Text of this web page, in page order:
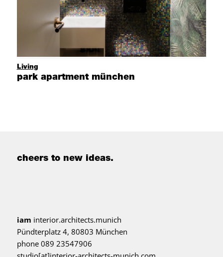
Living
park apartment münchen
cheers to new ideas.
iam interior.architects.munich
Pündterplatz 4, 80803 München
phone 089 23547906